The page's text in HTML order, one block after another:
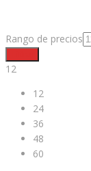
Rango de precios
12
12
24
36
48
60